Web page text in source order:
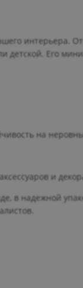
интерьера.
детской. Его
на
и
в надежной